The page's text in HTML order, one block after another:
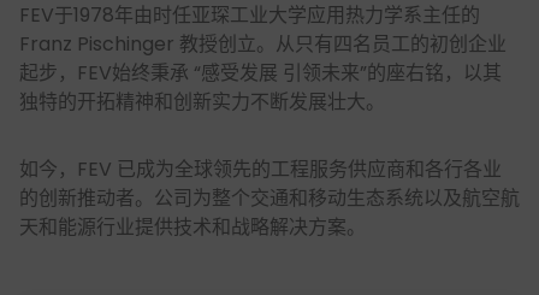
FEV于1978年由时任亚琛工业大学应用热力学系主任的
Franz Pischinger 教授创立。从只有四名员工的初创企业
起步，FEV始终秉承 “感受发展 引领未来”的座右铭，以其
独特的开拓精神和创新实力不断发展壮大。
如今，FEV 已成为全球领先的工程服务供应商和各行各业
的创新推动者。公司为整个交通和移动生态系统以及航空航
天和能源行业提供技术和战略解决方案。